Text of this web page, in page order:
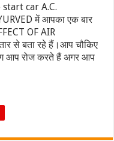
car A.C.
में आपका एक बार
OF AIR
से बता रहे हैं।आप चौकिए
आप रोज करते हैं अगर आप